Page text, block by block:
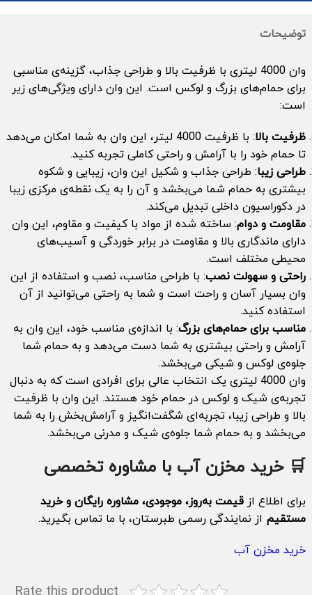
توضیحات
وان 4000 لیتری با ظرفیت بالا و طراحی جذاب، گزینه‌ی مناسبی
برای حمام‌های بزرگ و لوکس است. این وان دارای ویژگی‌های زیر
است:
ظرفیت بالا
: با ظرفیت 4000 لیتر، این وان به شما امکان می‌دهد
تا حمام خود را با آرامش و راحتی کاملی تجربه کنید.
طراحی زیبا: طراحی جذاب و شکیل این وان، زیبایی و شکوه
بیشتری به حمام شما می‌بخشد و آن را به یک نقطه‌ی مرکزی زیبا
در دکوراسیون داخلی تبدیل می‌کند.
مقاومت و دوام: ساخته شده از مواد با کیفیت و مقاوم، این وان
دارای ماندگاری بالا و مقاومت در برابر خوردگی و آسیب‌های
محیطی مختلف است.
راحتی و سهولت نصب: با طراحی مناسب، نصب و استفاده از این
وان بسیار آسان و راحت است و شما به راحتی می‌توانید از آن
استفاده کنید.
مناسب برای حمام‌های بزرگ: با اندازه‌ی مناسب خود، این وان به
آرامش و راحتی بیشتری به شما دست می‌دهد و به حمام شما
جلوه‌ی لوکس و شیکی می‌بخشد.
وان 4000 لیتری یک انتخاب عالی برای افرادی است که به دنبال
تجربه‌ی شیک و لوکس در حمام خود هستند. این وان با ظرفیت
بالا و طراحی زیبا، تجربه‌ای شگفت‌انگیز و آرامش‌بخش را به شما
می‌بخشد و به حمام شما جلوه‌ی شیک و مدرنی می‌بخشد.
🛒 خرید مخزن آب با مشاوره تخصصی
برای اطلاع از قیمت به‌روز، موجودی، مشاوره رایگان و خرید
مستقیم از نمایندگی رسمی طبرستان، با ما تماس بگیرید.
خرید مخزن آب